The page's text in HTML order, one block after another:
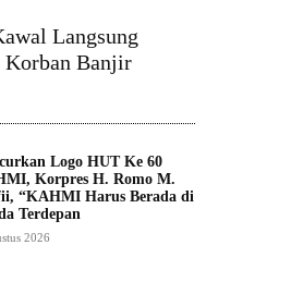
Langsung
Korban Banjir
Logo HUT Ke 60
Korpres H. Romo M.
“KAHMI Harus Berada di
Terdepan
2026